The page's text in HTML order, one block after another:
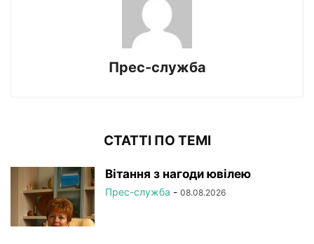
Прес-служба
СТАТТІ ПО ТЕМІ
Вітання з нагоди ювілею
Прес-служба - 08.08.2026